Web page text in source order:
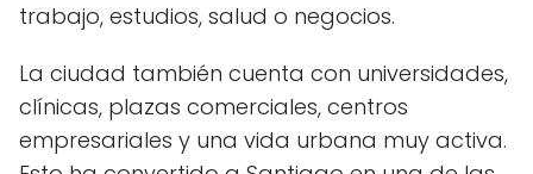
trabajo, estudios, salud o negocios.
La ciudad también cuenta con universidades,
clínicas, plazas comerciales, centros
empresariales y una vida urbana muy activa.